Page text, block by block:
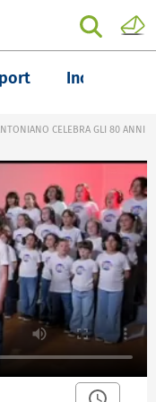
Inchieste
CELEBRA GLI 80 ANNI